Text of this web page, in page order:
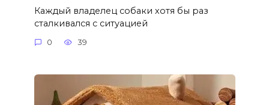
Каждый владелец собаки хотя бы раз
сталкивался с ситуацией
0 39